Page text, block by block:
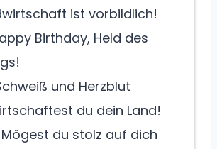
ist vorbildlich!
Birthday, Held des
und Herzblut
du dein Land!
du stolz auf dich